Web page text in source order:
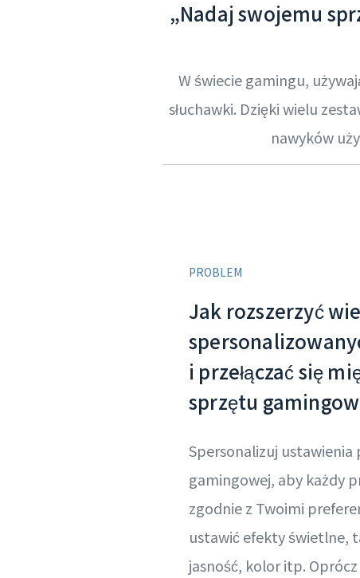
„Nadaj swojemu
W świecie gamingu,
słuchawki. Dzięki wielu
nawyków
PROBLEM
Jak rozszerzyć
i przełączać się
sprzętu
Spersonalizuj ustawienia
gamingowej, aby każdy
zgodnie z Twoimi
ustawić efekty świetlne,
jasność, kolor itp.